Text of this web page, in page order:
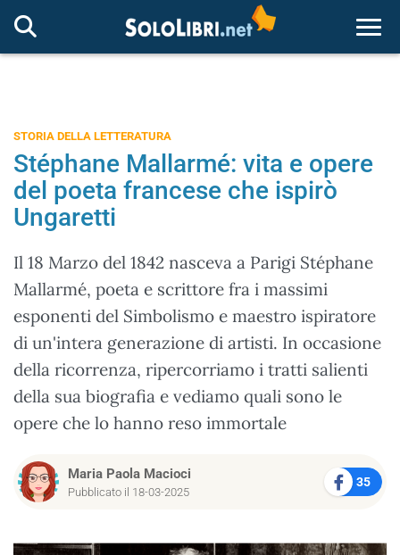
STORIA DELLA LETTERATURA
Stéphane Mallarmé: vita e opere
del poeta francese che ispirò
Ungaretti
Il 18 Marzo del 1842 nasceva a Parigi Stéphane
Mallarmé, poeta e scrittore fra i massimi
esponenti del Simbolismo e maestro ispiratore
di un'intera generazione di artisti. In occasione
della ricorrenza, ripercorriamo i tratti salienti
della sua biografia e vediamo quali sono le
opere che lo hanno reso immortale
Maria Paola Macioci
Pubblicato il 18-03-2025
35